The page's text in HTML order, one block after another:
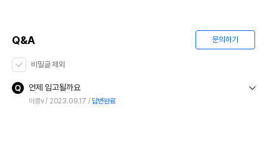
유통기한이 최소 2026.12.04이거나 그
Q&A 문의하기
비밀글 제외
언제 입고될까요
아콩v 2023.09.17 답변완료